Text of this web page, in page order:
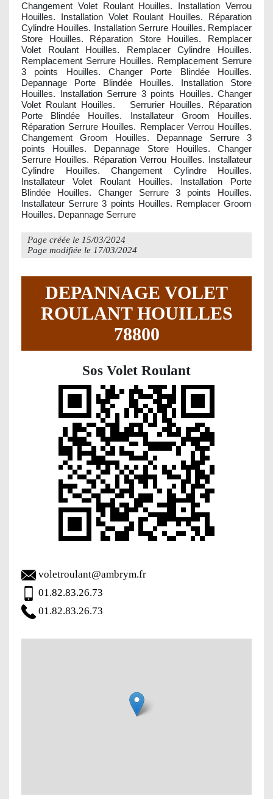
Changement Volet Roulant Houilles. Installation Verrou
Houilles. Installation Volet Roulant Houilles. Réparation
Cylindre Houilles. Installation Serrure Houilles. Remplacer
Store Houilles. Réparation Store Houilles. Remplacer
Volet Roulant Houilles. Remplacer Cylindre Houilles.
Remplacement Serrure Houilles. Remplacement Serrure
3 points Houilles. Changer Porte Blindée Houilles.
Depannage Porte Blindée Houilles. Installation Store
Houilles. Installation Serrure 3 points Houilles. Changer
Volet Roulant Houilles. Serrurier Houilles. Réparation
Porte Blindée Houilles. Installateur Groom Houilles.
Réparation Serrure Houilles. Remplacer Verrou Houilles.
Changement Groom Houilles. Depannage Serrure 3
points Houilles. Depannage Store Houilles. Changer
Serrure Houilles. Réparation Verrou Houilles. Installateur
Cylindre Houilles. Changement Cylindre Houilles.
Installateur Volet Roulant Houilles. Installation Porte
Blindée Houilles. Changer Serrure 3 points Houilles.
Installateur Serrure 3 points Houilles. Remplacer Groom
Houilles. Depannage Serrure
Page créée le 15/03/2024
Page modifiée le 17/03/2024
DEPANNAGE VOLET
ROULANT HOUILLES
78800
Sos Volet Roulant
voletroulant@ambrym.fr
01.82.83.26.73
01.82.83.26.73